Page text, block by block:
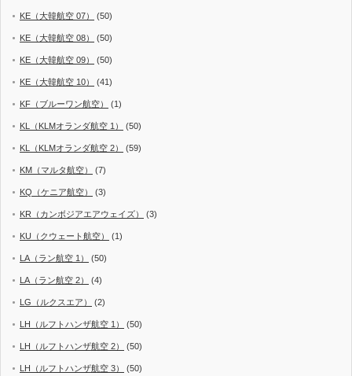
KE（大韓航空 07） (50)
KE（大韓航空 08） (50)
KE（大韓航空 09） (50)
KE（大韓航空 10） (41)
KF（ブルーワン航空） (1)
KL（KLMオランダ航空 1） (50)
KL（KLMオランダ航空 2） (59)
KM（マルタ航空） (7)
KQ（ケニア航空） (3)
KR（カンボジアエアウェイズ） (3)
KU（クウェート航空） (1)
LA（ラン航空 1） (50)
LA（ラン航空 2） (4)
LG（ルクスエア） (2)
LH（ルフトハンザ航空 1） (50)
LH（ルフトハンザ航空 2） (50)
LH（ルフトハンザ航空 3） (50)